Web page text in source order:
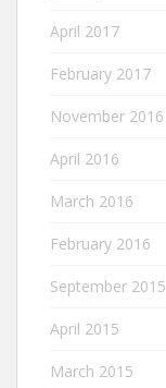
April 2017
February 2017
November 2016
April 2016
March 2016
February 2016
September 2015
April 2015
March 2015